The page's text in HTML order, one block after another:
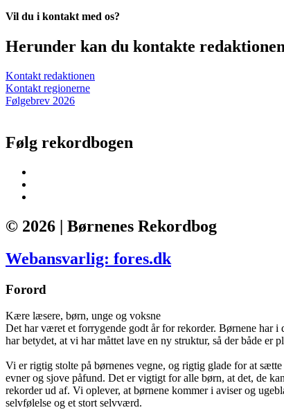
Vil du i kontakt med os?
Herunder kan du kontakte
Kontakt redaktionen
Kontakt regionerne
Følgebrev 2026
Følg rekordbogen
© 2026 | Børnenes Rekordbog
Webansvarlig: fores.dk
Forord
Kære læsere, børn, unge og voksne
Det har været et forrygende godt år for rekorder. Børnene har i
har betydet, at vi har måttet lave en ny struktur, så der både
Vi er rigtig stolte på børnenes vegne, og rigtig glade for at
evner og sjove påfund. Det er vigtigt for alle børn, at det, de
rekorder ud af. Vi oplever, at børnene kommer i aviser og
selvfølelse og et stort selvværd.